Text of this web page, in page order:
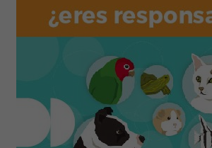
Curso de acreditación de
de instalaciones de
MÁS INFORMACIÓN